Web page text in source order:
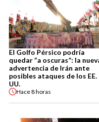
El Golfo Pérsico podría
quedar “a oscuras”: la
advertencia de Irán ante
posibles ataques de los EE.
UU.
Hace8 horas